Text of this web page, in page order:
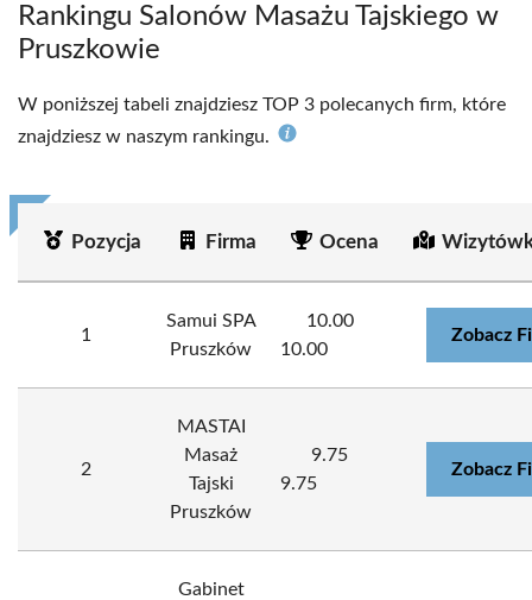
Rankingu Salonów Masażu Tajskiego w
Pruszkowie
W poniższej tabeli znajdziesz TOP 3 polecanych firm, które
znajdziesz w naszym rankingu.
Pozycja Firma Ocena
1
Samui SPA
Pruszków
10.00
10.00
Zobacz
2
MASTAI
Masaż
Tajski
Pruszków
9.75
9.75
Zobacz
Gabinet